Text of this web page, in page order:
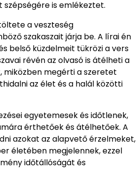
is emlékeztet.
a veszteség
szakaszait járja be. A lírai én
belső küzdelmeit tükrözi a vers
révén az olvasó is átélheti a
miközben megérti a szeretet
az élet és a halál közötti
egyetemesek és időtlenek,
érthetőek és átélhetőek. A
azokat az alapvető érzelmeket,
életében megjelennek, ezzel
időtállóságát és